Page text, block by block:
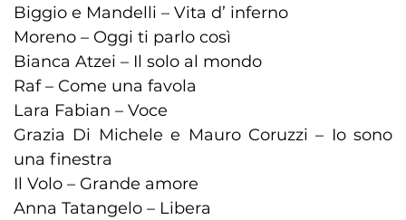
Biggio e Mandelli – Vita d’ inferno
Moreno – Oggi ti parlo così
Bianca Atzei – Il solo al mondo
Raf – Come una favola
Lara Fabian – Voce
Grazia Di Michele e Mauro Coruzzi – Io sono
una finestra
Il Volo – Grande amore
Anna Tatangelo – Libera